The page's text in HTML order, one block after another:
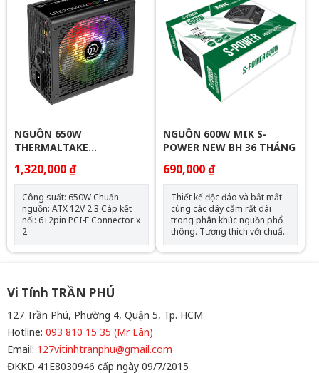
cấp cải thiện sự cân bằng
giữa các quy định điện áp 12V,
3.3V và 5V và tăng cường sự
ổn định, cho phép hỗ trợ hệ
thống tải 12V nặng. Sử dụng
chất liệu SECC cao cấp với vỏ
phủ màu đen Quạt silent
12cm với điều khiển tốc độ
quạt thông minh tối ưu. Quạt
trường 25℃. Chế độ tiết kiệm
điện C6 / C7 tương thích với
các bộ vi xử lý mới nhất của
Intel kể từ thế hệ thứ 4. Cáp
chính dài 500mm hỗ trợ case
dưới. Bao gồm bảo vệ điện
OPP / OVP / UVP / SCP / SIP.
NGUỒN 650W
THERMALTAKE
LITEPOWER NEW BH 36
THÁNG
1,320,000 ₫
Công suất: 650W Chuẩn
nguồn: ATX 12V 2.3 Cáp kết
nối: 6+2pin PCI-E Connector x
2
NGUỒN 600W MIK S-
POWER NEW BH 36 THÁNG
690,000 ₫
Thiết kế độc đáo và bắt mắt
cùng các dây cắm rất dài
trong phân khúc nguồn phổ
thông. Tương thích với chuẩn
ATX 12V 2.3A. Hệ thống biến
áp cao cấp giúp cân bằng
Vi Tính TRẦN PHÚ
127 Trần Phú, Phường 4, Quận 5, Tp. HCM
Hotline: 093 810 15 35 (Mr Lân)
Email: 127vitinhtranphu@gmail.com
ĐKKD 41E8030946 cấp ngày 09/7/2015